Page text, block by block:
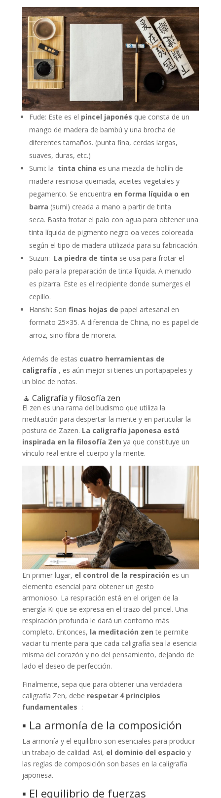
Fude: Este es el pincel japonés que consta de un
mango de madera de bambú y una brocha de
diferentes tamaños. (punta fina, cerdas largas,
suaves, duras, etc.)
Sumi: la tinta china es una mezcla de hollín de
madera resinosa quemada, aceites vegetales y
pegamento. Se encuentra en forma líquida o en
barra (sumi) creada a mano a partir de tinta
seca. Basta frotar el palo con agua para obtener una
tinta líquida de pigmento negro oa veces coloreada
según el tipo de madera utilizada para su fabricación.
Suzuri: La piedra de tinta se usa para frotar el
palo para la preparación de tinta líquida. A menudo
es pizarra. Este es el recipiente donde sumerges el
cepillo.
Hanshi: Son finas hojas de papel artesanal en
formato 25×35. A diferencia de China, no es papel de
arroz, sino fibra de morera.
Además de estas cuatro herramientas de
caligrafía , es aún mejor si tienes un portapapeles y
un bloc de notas.
🧘 Caligrafía y filosofía zen
El zen es una rama del budismo que utiliza la
meditación para despertar la mente y en particular la
postura de Zazen. La caligrafía japonesa está
inspirada en la filosofía Zen ya que constituye un
vínculo real entre el cuerpo y la mente.
En primer lugar, el control de la respiración es un
elemento esencial para obtener un gesto
armonioso. La respiración está en el origen de la
energía Ki que se expresa en el trazo del pincel. Una
respiración profunda le dará un contorno más
completo. Entonces, la meditación zen te permite
vaciar tu mente para que cada caligrafía sea la esencia
misma del corazón y no del pensamiento, dejando de
lado el deseo de perfección.
Finalmente, sepa que para obtener una verdadera
caligrafía Zen, debe respetar 4 principios
fundamentales :
▪ La armonía de la composición
La armonía y el equilibrio son esenciales para producir
un trabajo de calidad. Así, el dominio del espacio y
las reglas de composición son bases en la caligrafía
japonesa.
▪ El equilibrio de fuerzas